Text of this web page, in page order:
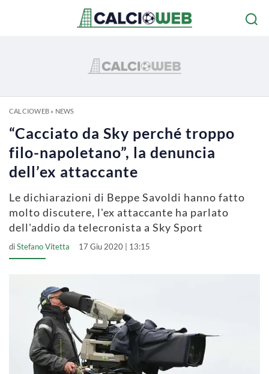
CALCIOWEB» NEWS
“Cacciato da Sky perché troppo
filo-napoletano”, la denuncia
dell’ex attaccante
Le dichiarazioni di Beppe Savoldi hanno fatto
molto discutere, l'ex attaccante ha parlato
dell'addio da telecronista a Sky Sport
diStefano Vitetta 17 Giu 2020 | 13:15